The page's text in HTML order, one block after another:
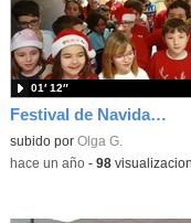
Festival de Navidad 4ºB 2022
Contenido educativo.
subido por Olga G.
01′ 12″
-hace un año- 98